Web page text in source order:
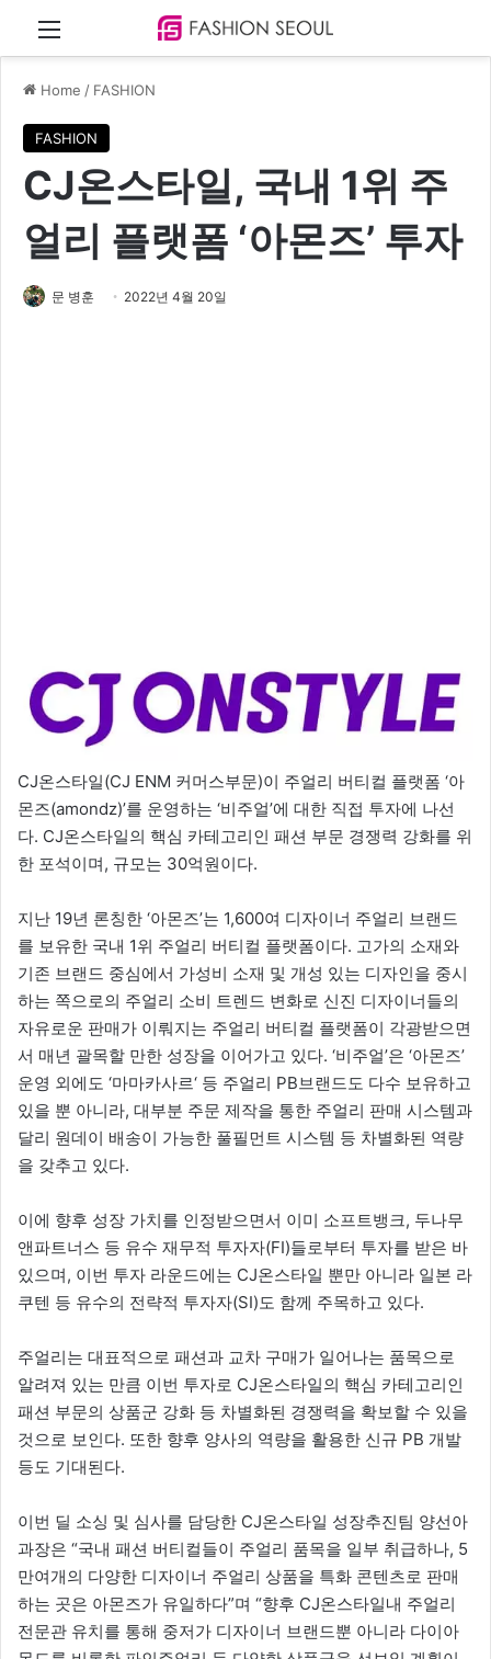
Menu
Home / FASHION
FASHION
CJ온스타일, 국내 1위 주
얼리 플랫폼 ‘아몬즈’ 투자
문 병훈 2022년 4월 20일
CJ온스타일(CJ ENM 커머스부문)이 주얼리 버티컬 플랫폼 ‘아
몬즈(amondz)’를 운영하는 ‘비주얼’에 대한 직접 투자에 나선
다. CJ온스타일의 핵심 카테고리인 패션 부문 경쟁력 강화를 위
한 포석이며, 규모는 30억원이다.
지난 19년 론칭한 ‘아몬즈’는 1,600여 디자이너 주얼리 브랜드
를 보유한 국내 1위 주얼리 버티컬 플랫폼이다. 고가의 소재와
기존 브랜드 중심에서 가성비 소재 및 개성 있는 디자인을 중시
하는 쪽으로의 주얼리 소비 트렌드 변화로 신진 디자이너들의
자유로운 판매가 이뤄지는 주얼리 버티컬 플랫폼이 각광받으면
서 매년 괄목할 만한 성장을 이어가고 있다. ‘비주얼’은 ‘아몬즈’
운영 외에도 ‘마마카사르‘ 등 주얼리 PB브랜드도 다수 보유하고
있을 뿐 아니라, 대부분 주문 제작을 통한 주얼리 판매 시스템과
달리 원데이 배송이 가능한 풀필먼트 시스템 등 차별화된 역량
을 갖추고 있다.
이에 향후 성장 가치를 인정받으면서 이미 소프트뱅크, 두나무
앤파트너스 등 유수 재무적 투자자(FI)들로부터 투자를 받은 바
있으며, 이번 투자 라운드에는 CJ온스타일 뿐만 아니라 일본 라
쿠텐 등 유수의 전략적 투자자(SI)도 함께 주목하고 있다.
주얼리는 대표적으로 패션과 교차 구매가 일어나는 품목으로
알려져 있는 만큼 이번 투자로 CJ온스타일의 핵심 카테고리인
패션 부문의 상품군 강화 등 차별화된 경쟁력을 확보할 수 있을
것으로 보인다. 또한 향후 양사의 역량을 활용한 신규 PB 개발
등도 기대된다.
이번 딜 소싱 및 심사를 담당한 CJ온스타일 성장추진팀 양선아
과장은 “국내 패션 버티컬들이 주얼리 품목을 일부 취급하나, 5
만여개의 다양한 디자이너 주얼리 상품을 특화 콘텐츠로 판매
하는 곳은 아몬즈가 유일하다”며 “향후 CJ온스타일내 주얼리
전문관 유치를 통해 중저가 디자이너 브랜드뿐 아니라 다이아